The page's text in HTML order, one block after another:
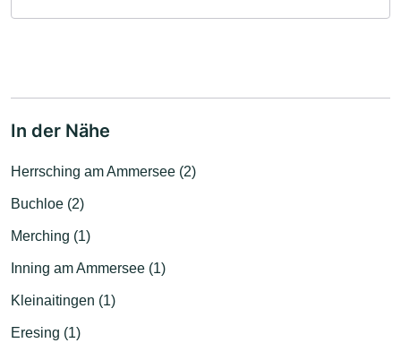
In der Nähe
Herrsching am Ammersee (2)
Buchloe (2)
Merching (1)
Inning am Ammersee (1)
Kleinaitingen (1)
Eresing (1)